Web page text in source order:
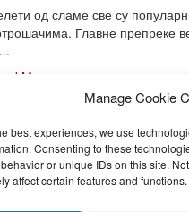
Manage Cookie
best experiences, we use
Consenting to these
or unique IDs on this site.
affect certain features and functions.
од сламе све су
Главне препреке
More
(EU)